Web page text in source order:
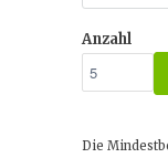
Anzahl
Die